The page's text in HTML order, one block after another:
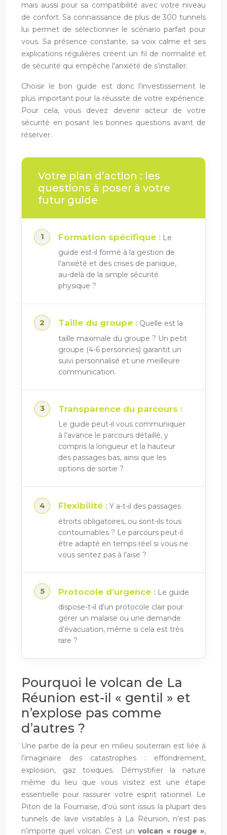
mais aussi pour sa compatibilité avec votre niveau
de confort. Sa connaissance de plus de 300 tunnels
lui permet de sélectionner le scénario parfait pour
vous. Sa présence constante, sa voix calme et ses
explications régulières créent un fil de normalité et
de sécurité qui empêche l’anxiété de s’installer.
Choisir le bon guide est donc l’investissement le
plus important pour la réussite de votre expérience.
Pour cela, vous devez devenir acteur de votre
sécurité en posant les bonnes questions avant de
réserver.
Votre plan d’action : les
questions à poser à votre
futur guide
Formation spécifique : Le
guide est-il formé à la gestion de
l’anxiété et des crises de panique,
au-delà de la simple sécurité
physique ?
Taille du groupe : Quelle est la
taille maximale du groupe ? Un petit
groupe (4-6 personnes) garantit un
suivi personnalisé et une meilleure
communication.
Transparence du parcours :
Le guide peut-il vous communiquer
à l’avance le parcours détaillé, y
compris la longueur et la hauteur
des passages bas, ainsi que les
options de sortie ?
Flexibilité : Y a-t-il des passages
étroits obligatoires, ou sont-ils tous
contournables ? Le parcours peut-il
être adapté en temps réel si vous ne
vous sentez pas à l’aise ?
Protocole d’urgence : Le guide
dispose-t-il d’un protocole clair pour
gérer un malaise ou une demande
d’évacuation, même si cela est très
rare ?
Pourquoi le volcan de La
Réunion est-il « gentil » et
n’explose pas comme
d’autres ?
Une partie de la peur en milieu souterrain est liée à
l’imaginaire des catastrophes : effondrement,
explosion, gaz toxiques. Démystifier la nature
même du lieu que vous visitez est une étape
essentielle pour rassurer votre esprit rationnel. Le
Piton de la Fournaise, d’où sont issus la plupart des
tunnels de lave visitables à La Réunion, n’est pas
n’importe quel volcan. C’est unvolcan « rouge »,